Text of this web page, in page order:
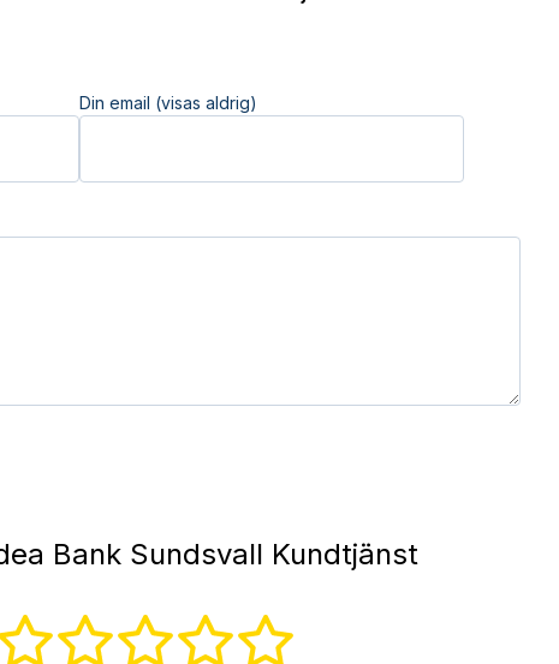
Din email (visas aldrig)
Bank Sundsvall Kundtjänst